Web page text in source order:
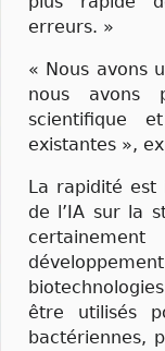
erreurs. »
« Nous avons
nous avons
scientifique
existantes »,
La rapidité est
de l’IA sur la
être utilisés
bactériennes,